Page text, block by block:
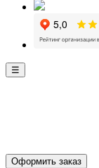
☰
Оформить заказ